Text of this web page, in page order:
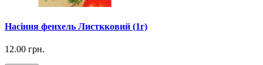
Насіння фенхель Листкковий (1г)
12.00 грн.